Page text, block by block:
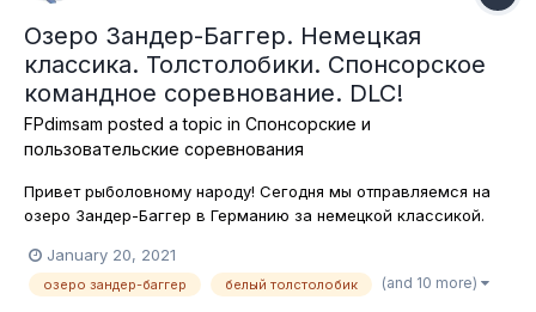
Озеро Зандер-Баггер. Немецкая
классика. Толстолобики. Спонсорское
командное соревнование. DLC!
FPdimsam posted a topic in Спонсорские и
пользовательские соревнования
Привет рыболовному народу! Сегодня мы отправляемся на
озеро Зандер-Баггер в Германию за немецкой классикой.
Дюрера и пересматривать кинематографические экзерсисы
в жанре эротического неонатурализма. Мы будем охотиться
January 20, 2021
озеро зандер-баггер белый толстолобик (and 10 more)